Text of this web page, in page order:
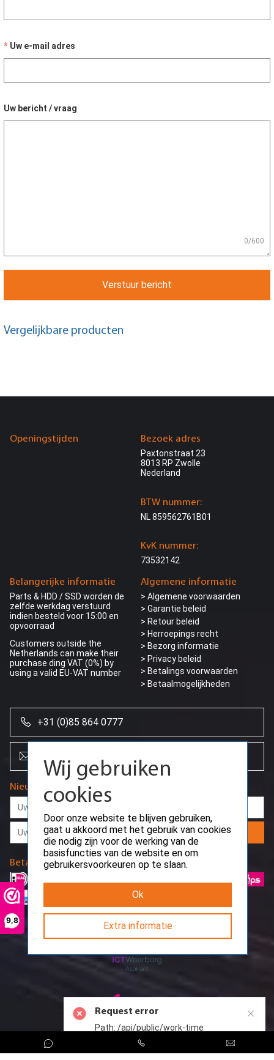
9,8
Uw e-mail adres
Uw bericht / vraag
0/600
Verstuur bericht
Vergelijkbare producten
Openingstijden
Belangerijke informatie
Parts & HDD / SSD worden de
zelfde werkdag verstuurd
indien besteld voor 15:00 en
opvoorraad
Customers outside the
Netherlands can make their
purchase ding VAT (0%) by
using a valid EU-VAT number
Algemene informatie
> Algemene voorwaarden
> Garantie beleid
> Retour beleid
> Herroepings recht
> Bezorg informatie
> Privacy beleid
> Betalings voorwaarden
> Betaalmogelijkheden
Bezoek adres
Paxtonstraat 23
8013 RP Zwolle
Nederland
BTW nummer:
NL 859562761B01
KvK nummer:
73532142
+31 (0)85 864 0777
Nieuwsbrief
Aanmelden
CreoServer © 2026 All rights reserved
Betaalmethodes
Wij gebruiken
cookies
Door onze website te blijven gebruiken,
gaat u akkoord met het gebruik van cookies
die nodig zijn voor de werking van de
basisfuncties van de website en om
gebruikersvoorkeuren op te slaan.
Ok
Extra informatie
Request error
Path: /api/public/work-time